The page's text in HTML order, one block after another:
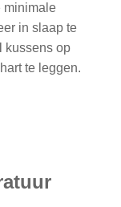
minimale
in slaap te
kussens op
te leggen.